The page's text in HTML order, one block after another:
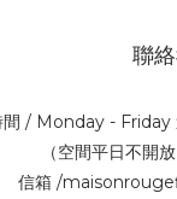
聯
間 / Monday - Friday
（空間平日不開
信箱 /